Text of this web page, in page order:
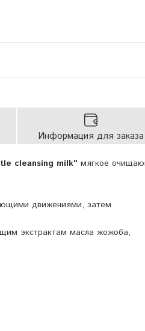
Информация для заказа
cleansing milk" мягкое
движениями, затем
экстрактам масла жожоба,